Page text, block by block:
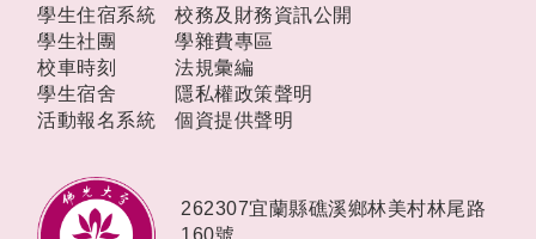
學生住宿系統
學生社團
校車時刻
學生宿舍
活動報名系統
校務及財務資訊公開
學雜費專區
法規彙編
隱私權政策聲明
個資提供聲明
262307宜蘭縣礁溪鄉林美村林尾路
160號